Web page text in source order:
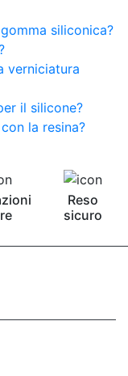
siliconica?
verniciatura
il silicone?
la resina?
Reso
sicuro